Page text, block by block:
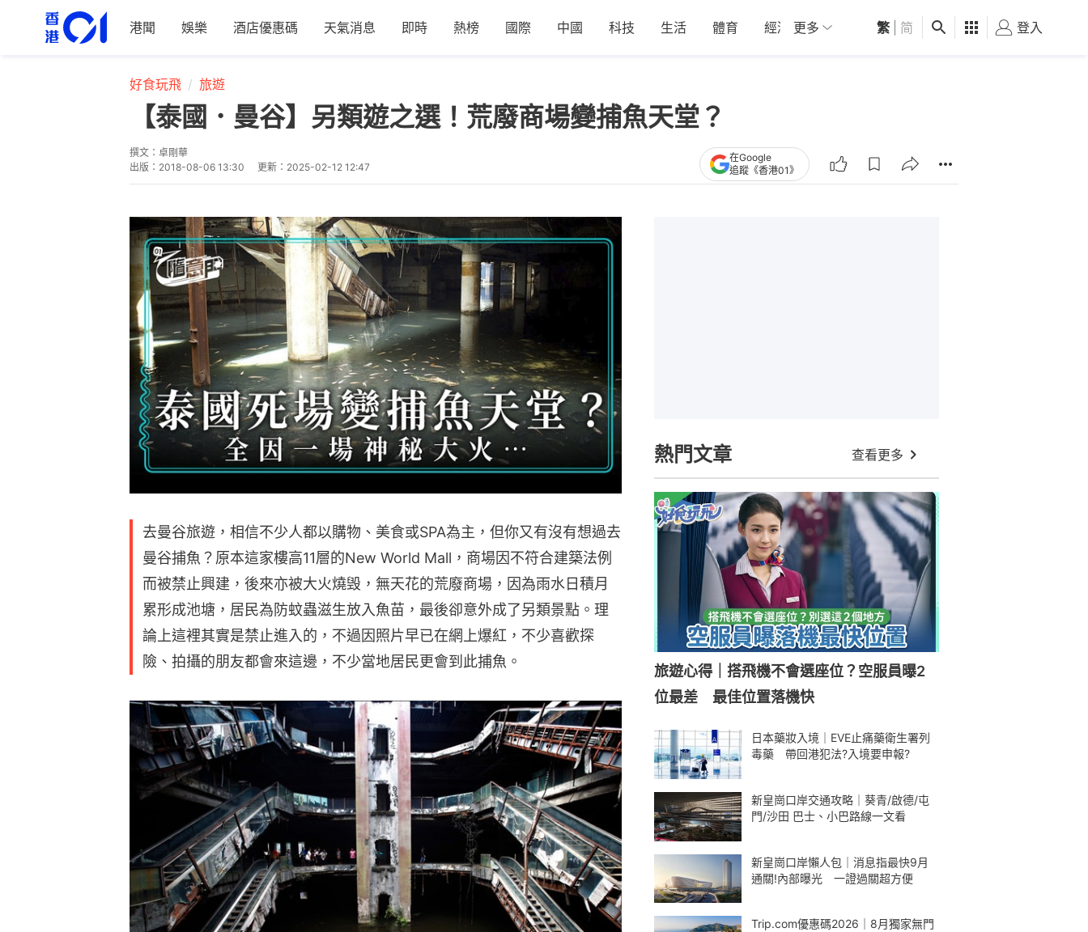
港聞 娛樂 酒店優惠碼 天氣消息 即時 熱榜 國際 中國 科技 生活 體育 經濟 01深圳 觀點 健康 好食玩飛
更多 繁 简 登入
好食玩飛 旅遊
【泰國．曼谷】另類遊之選！荒廢商場變捕魚天堂？
撰文： 卓剛華
出版： 2018-08-06 13:30 更新： 2025-02-12 12:47
在Google
追蹤《香港01》
去曼谷旅遊，相信不少人都以購物、美食或SPA為主，但你又有沒有想過去
曼谷捕魚？原本這家樓高11層的New World Mall，商場因不符合建築法例
而被禁止興建，後來亦被大火燒毁，無天花的荒廢商場，因為雨水日積月
累形成池塘，居民為防蚊蟲滋生放入魚苗，最後卻意外成了另類景點。理
論上這裡其實是禁止進入的，不過因照片早已在網上爆紅，不少喜歡探
險、拍攝的朋友都會來這邊，不少當地居民更會到此捕魚。
熱門文章 查看更多
旅遊心得｜搭飛機不會選座位？空服員曝2
位最差 最佳位置落機快
日本藥妝入境｜EVE止痛藥衛生署列
毒藥 帶回港犯法?入境要申報?
新皇崗口岸交通攻略｜葵青/啟德/屯
門/沙田 巴士、小巴路線一文看
新皇崗口岸懶人包｜消息指最快9月
通關!內部曝光 一證過關超方便
Trip.com優惠碼2026｜8月獨家無門